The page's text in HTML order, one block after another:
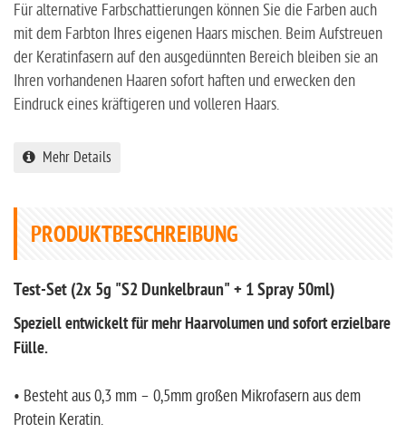
Für alternative Farbschattierungen können Sie die Farben auch
mit dem Farbton Ihres eigenen Haars mischen. Beim Aufstreuen
der Keratinfasern auf den ausgedünnten Bereich bleiben sie an
Ihren vorhandenen Haaren sofort haften und erwecken den
Eindruck eines kräftigeren und volleren Haars.
Mehr Details
PRODUKTBESCHREIBUNG
Test-Set (2x 5g "S2 Dunkelbraun" + 1 Spray 50ml)
Speziell entwickelt für mehr Haarvolumen und sofort erzielbare
Fülle.
• Besteht aus 0,3 mm – 0,5mm großen Mikrofasern aus dem
Protein Keratin.